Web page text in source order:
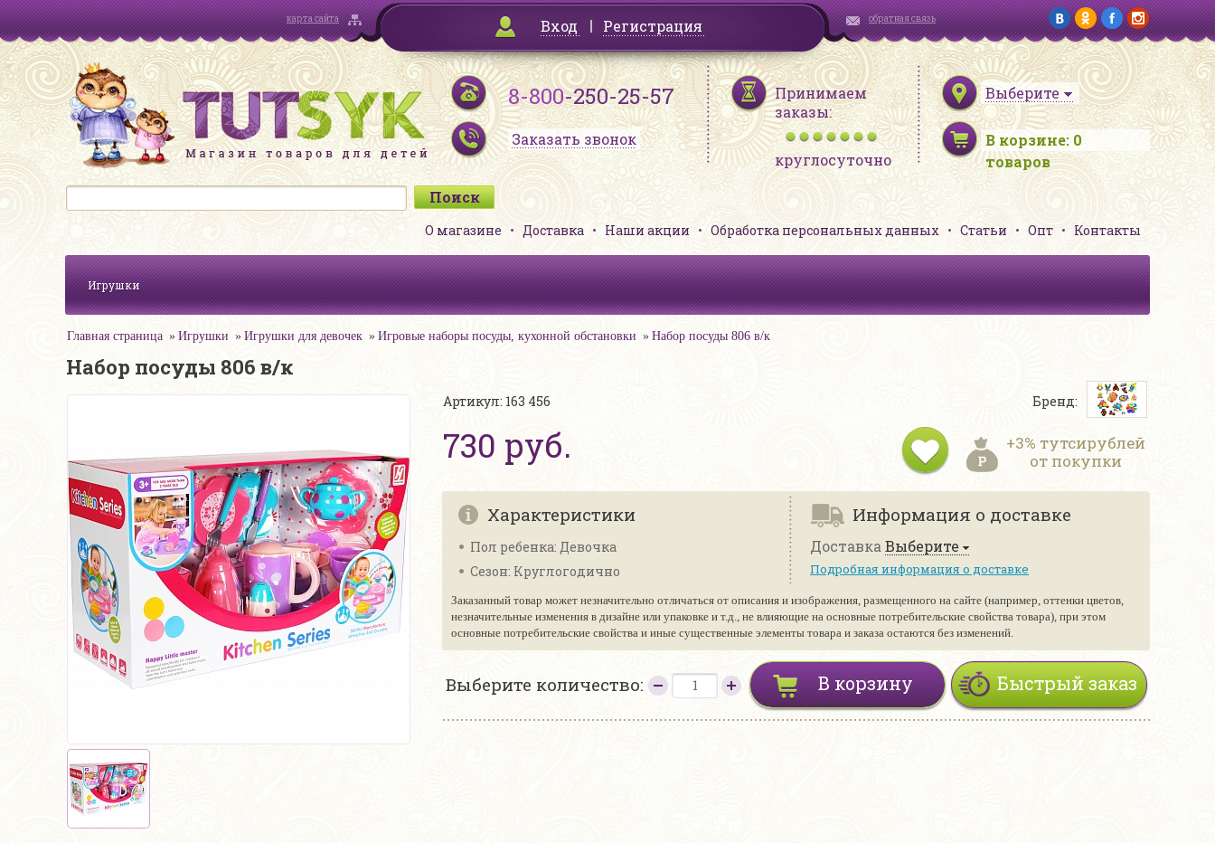
карта сайта Вход Регистрация обратная связь
8-800-250-25-57
Заказать звонок
Принимаем
заказы:
круглосуточно
Выберите
В корзине: 0
товаров
О магазине Доставка Наши акции Обработка персональных данных Статьи Опт Контакты
Игрушки
Главная страница Игрушки Игрушки для девочек Игровые наборы посуды, кухонной обстановки Набор посуды 806 в/к
Набор посуды 806 в/к
Артикул: 163 456
730 руб.
Бренд:
+3% тутсирублей
от покупки
Характеристики
Пол ребенка: Девочка
Сезон: Круглогодично
Информация о доставке
Доставка Выберите
Подробная информация о доставке
Заказанный товар может незначительно отличаться от описания и изображения, размещенного на сайте (например, оттенки цветов,
незначительные изменения в дизайне или упаковке и т.д., не влияющие на основные потребительские свойства товара), при этом
основные потребительские свойства и иные существенные элементы товара и заказа остаются без изменений.
Выберите количество: Быстрый заказ
В корзину